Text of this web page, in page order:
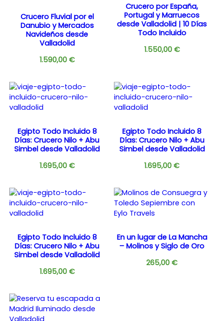
Crucero Fluvial por el
Danubio y Mercados
Navideños desde
Valladolid
1.590,00 €
Crucero por España,
Portugal y Marruecos
desde Valladolid | 10 Días
Todo Incluido
1.550,00 €
Egipto Todo Incluido 8
Días: Crucero Nilo + Abu
Simbel desde Valladolid
1.695,00 €
Egipto Todo Incluido 8
Días: Crucero Nilo + Abu
Simbel desde Valladolid
1.695,00€
Egipto Todo Incluido 8
Días: Crucero Nilo + Abu
Simbel desde Valladolid
1.695,00 €
En un lugar de La Mancha
– Molinos y Siglo de Oro
265,00€